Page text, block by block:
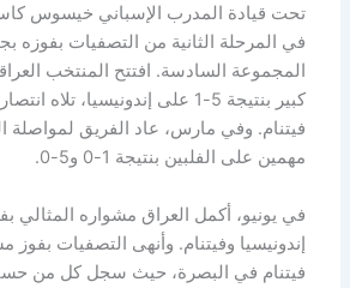
تحت قيادة المدرب الإسباني خيسوس
في المرحلة الثانية من التصفيات بفوزه
المجموعة السادسة. افتتح المنتخب
فيتنام. وفي مارس، عاد الفريق لمواصلة
مهمين على الفلبين بنتيجة 1-0 و5-0.
في يونيو، أكمل العراق مشواره المثالي
فيتنام في البصرة، حيث سجل كل من